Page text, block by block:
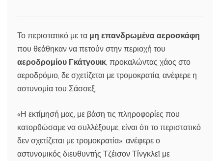
Το περιστατικό με τα μη επανδρωμένα αεροσκάφη
που θεάθηκαν να πετούν στην περιοχή του
αεροδρομίου Γκάτγουικ, προκαλώντας χάος στο
αεροδρόμιο, δε σχετίζεται με τρομοκρατία, ανέφερε η
αστυνομία του Σάσσεξ.
«Η εκτίμησή μας, με βάση τις πληροφορίες που
κατορθώσαμε να συλλέξουμε, είναι ότι το περιστατικό
δεν σχετίζεται με τρομοκρατία», ανέφερε ο
αστυνομικός διευθυντής Τζέισον Τίνγκλεϊ με